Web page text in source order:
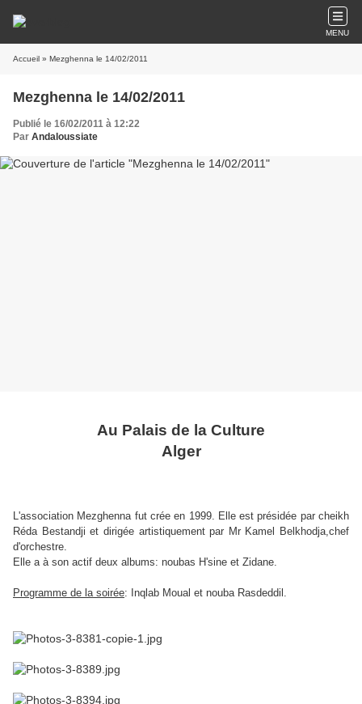
MENU
Accueil » Mezghenna le 14/02/2011
Mezghenna le 14/02/2011
Publié le 16/02/2011 à 12:22
Par Andaloussiate
Au Palais de la Culture
Alger
L'association Mezghenna fut crée en 1999. Elle est présidée par cheikh
Réda Bestandji et dirigée artistiquement par Mr Kamel Belkhodja,chef
d'orchestre.
Elle a à son actif deux albums: noubas H'sine et Zidane.
Programme de la soirée: Inqlab Moual et nouba Rasdeddil.